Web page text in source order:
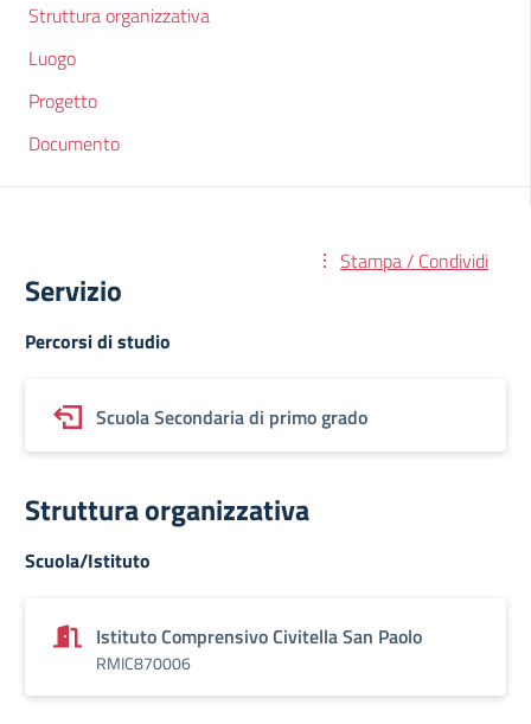
Struttura organizzativa
Luogo
Progetto
Documento
Stampa / Condividi
Servizio
Percorsi di studio
Scuola Secondaria di primo grado
Struttura organizzativa
Scuola/Istituto
Istituto Comprensivo Civitella San Paolo
RMIC870006